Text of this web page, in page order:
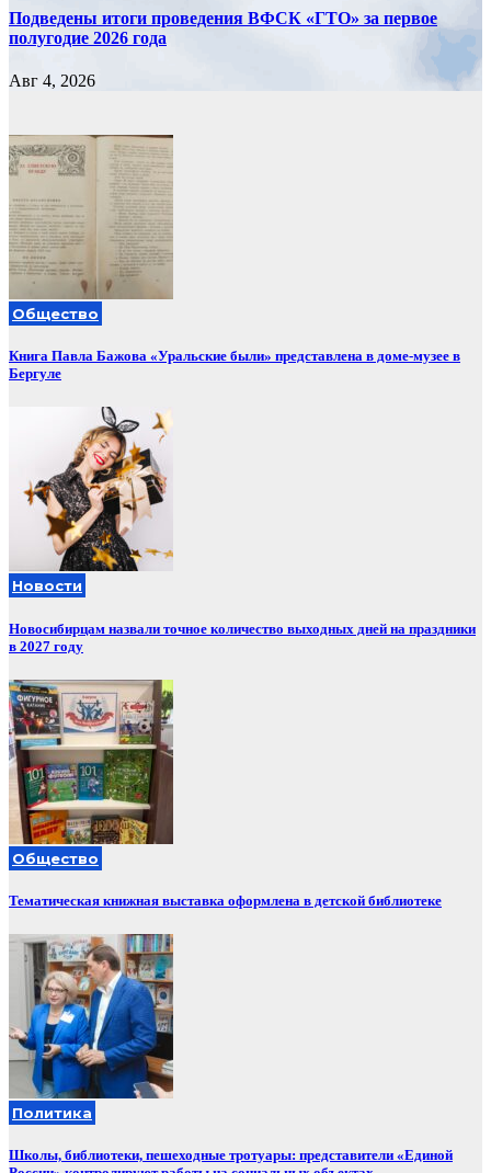
Подведены итоги проведения ВФСК «ГТО» за первое
полугодие 2026 года
Авг 4, 2026
Общество
Книга Павла Бажова «Уральские были» представлена в доме-музее в
Бергуле
Новости
Новосибирцам назвали точное количество выходных дней на праздники
в 2027 году
Общество
Тематическая книжная выставка оформлена в детской библиотеке
Политика
Школы, библиотеки, пешеходные тротуары: представители «Единой